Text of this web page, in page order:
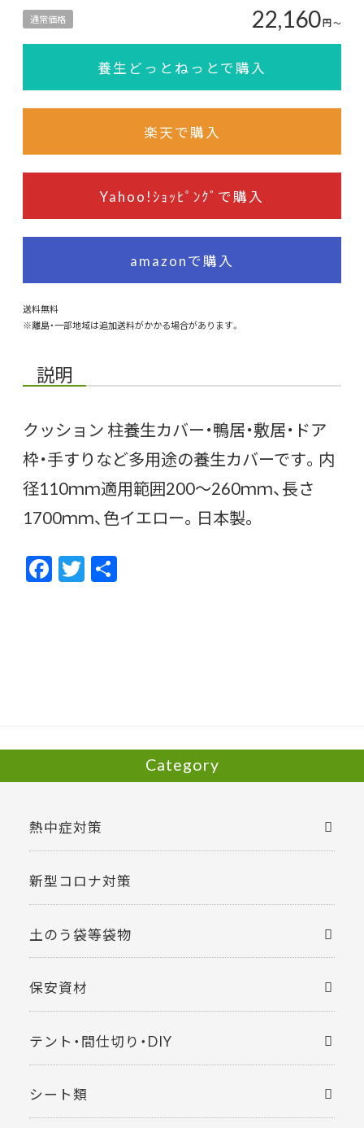
通常価格 22,160円〜
養生どっとねっとで購入
楽天で購入
Yahoo!ｼｮｯﾋﾟﾝｸﾞで購入
amazonで購入
送料無料
※離島・一部地域は追加送料がかかる場合があります。
説明
クッション 柱養生カバー・鴨居・敷居・ドア
枠・手すりなど多用途の養生カバーです。内
径110ｍｍ適用範囲200〜260ｍｍ、長さ
1700ｍｍ、色イエロー。日本製。
F
ac
T
w
Category
熱中症対策
新型コロナ対策
土のう袋等袋物
保安資材
テント・間仕切り・DIY
シート類